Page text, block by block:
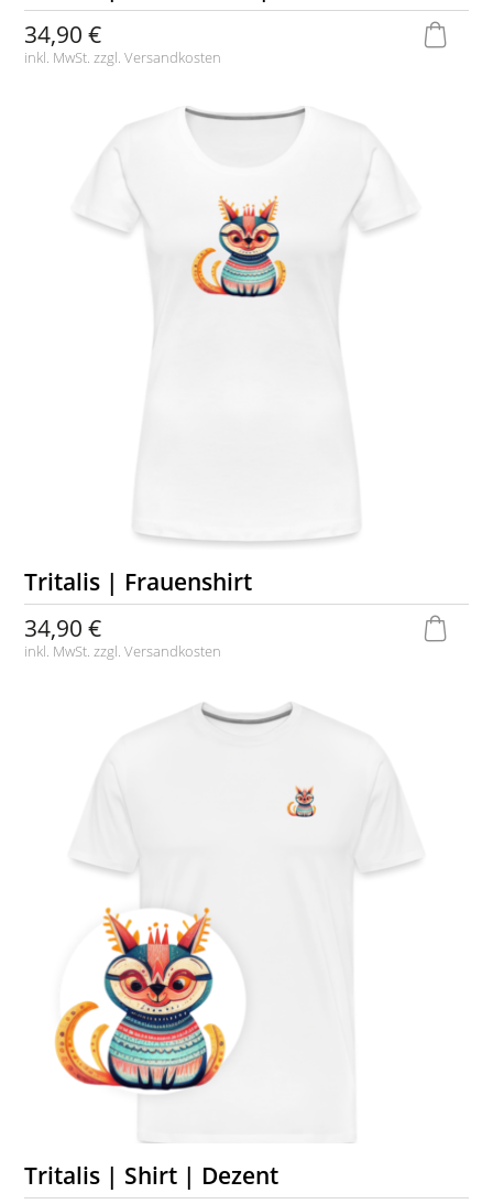
34,90 €
inkl. MwSt. zzgl.Versandkosten
Tritalis | Frauenshirt
34,90 €
inkl. MwSt. zzgl.Versandkosten
Tritalis | Shirt | Dezent